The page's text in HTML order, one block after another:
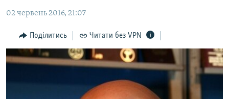
Перейти
пошуку
ПОГЛЯД
ІНТЕРВ'Ю
ВСЕ ЗА ДЕНЬ
ЯК ОБІЙТИ БЛОКУВАННЯ
02 червень 2016, 21:07
Поділитись Читати без VPN